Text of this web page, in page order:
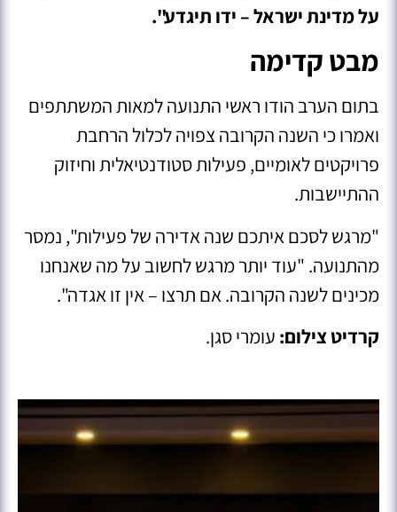
על מדינת ישראל – ידו תיגדע".
מבט קדימה
בתום הערב הודו ראשי התנועה למאות המשתתפים
ואמרו כי השנה הקרובה צפויה לכלול הרחבת
פרויקטים לאומיים, פעילות סטודנטיאלית וחיזוק
ההתיישבות.
"מרגש לסכם איתכם שנה אדירה של פעילות", נמסר
מהתנועה. "עוד יותר מרגש לחשוב על מה שאנחנו
מכינים לשנה הקרובה. אם תרצו – אין זו אגדה".
קרדיט צילום: עומרי סגן.